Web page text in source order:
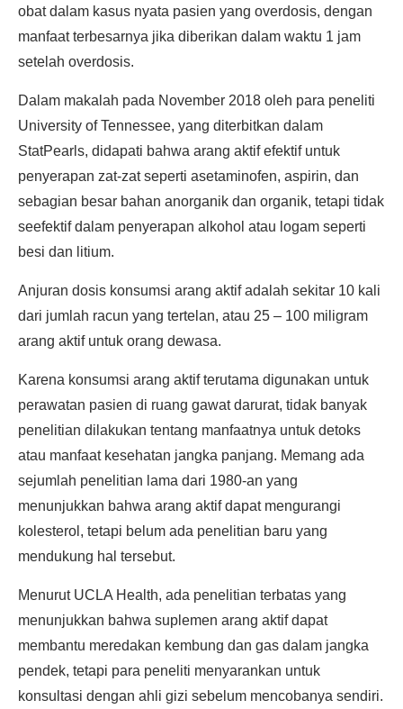
obat dalam kasus nyata pasien yang overdosis, dengan
manfaat terbesarnya jika diberikan dalam waktu 1 jam
setelah overdosis.
Dalam makalah pada November 2018 oleh para peneliti
University of Tennessee, yang diterbitkan dalam
StatPearls, didapati bahwa arang aktif efektif untuk
penyerapan zat-zat seperti asetaminofen, aspirin, dan
sebagian besar bahan anorganik dan organik, tetapi tidak
seefektif dalam penyerapan alkohol atau logam seperti
besi dan litium.
Anjuran dosis konsumsi arang aktif adalah sekitar 10 kali
dari jumlah racun yang tertelan, atau 25 – 100 miligram
arang aktif untuk orang dewasa.
Karena konsumsi arang aktif terutama digunakan untuk
perawatan pasien di ruang gawat darurat, tidak banyak
penelitian dilakukan tentang manfaatnya untuk detoks
atau manfaat kesehatan jangka panjang. Memang ada
sejumlah penelitian lama dari 1980-an yang
menunjukkan bahwa arang aktif dapat mengurangi
kolesterol, tetapi belum ada penelitian baru yang
mendukung hal tersebut.
Menurut UCLA Health, ada penelitian terbatas yang
menunjukkan bahwa suplemen arang aktif dapat
membantu meredakan kembung dan gas dalam jangka
pendek, tetapi para peneliti menyarankan untuk
konsultasi dengan ahli gizi sebelum mencobanya sendiri.